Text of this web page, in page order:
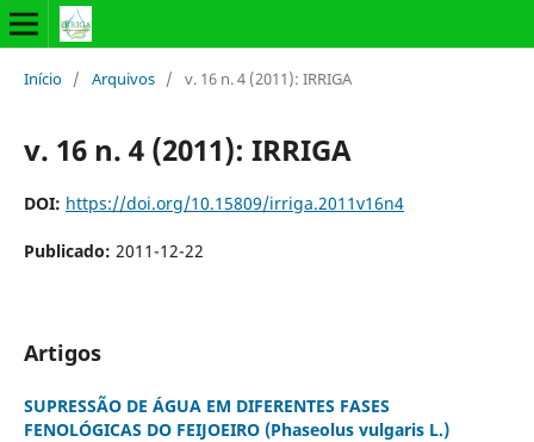
Início / Arquivos / v. 16 n. 4 (2011): IRRIGA
v. 16 n. 4 (2011): IRRIGA
DOI: https://doi.org/10.15809/irriga.2011v16n4
Publicado: 2011-12-22
Artigos
SUPRESSÃO DE ÁGUA EM DIFERENTES FASES
FENOLÓGICAS DO FEIJOEIRO (Phaseolus vulgaris L.)